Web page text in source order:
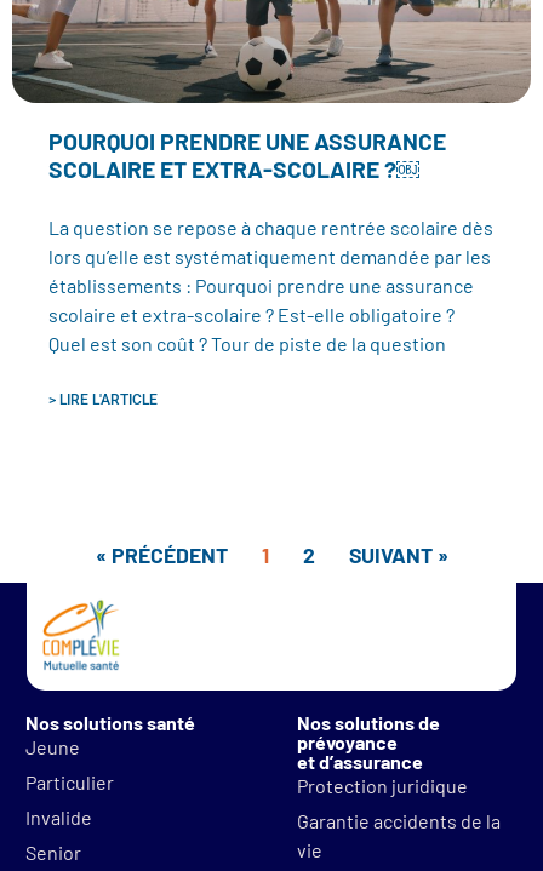
POURQUOI PRENDRE UNE ASSURANCE
SCOLAIRE ET EXTRA-SCOLAIRE ?￼
La question se repose à chaque rentrée scolaire dès
lors qu’elle est systématiquement demandée par les
établissements : Pourquoi prendre une assurance
scolaire et extra-scolaire ? Est-elle obligatoire ?
Quel est son coût ? Tour de piste de la question
> LIRE L'ARTICLE
« PRÉCÉDENT 1 2 SUIVANT »
Nos solutions santé
Jeune
Particulier
Invalide
Senior
Nos solutions de
prévoyance
et d’assurance
Protection juridique
Garantie accidents de la
vie